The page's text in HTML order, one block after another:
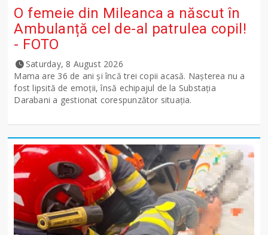
O femeie din Mileanca a născut în
Ambulanță cel de-al patrulea copil!
- FOTO
Saturday, 8 August 2026
Mama are 36 de ani și încă trei copii acasă. Nașterea nu a
fost lipsită de emoții, însă echipajul de la Substația
Darabani a gestionat corespunzător situația.